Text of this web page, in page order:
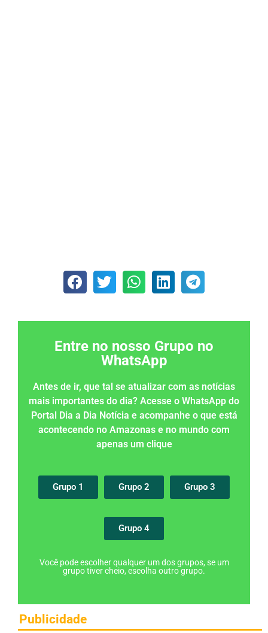
Entre no nosso Grupo no
WhatsApp
Antes de ir, que tal se atualizar com as notícias
mais importantes do dia? Acesse o WhatsApp do
Portal Dia a Dia Notícia e acompanhe o que está
acontecendo no Amazonas e no mundo com
apenas um clique
Grupo 1 Grupo 2 Grupo 3
Grupo 4
Você pode escolher qualquer um dos grupos, se um
grupo tiver cheio, escolha outro grupo.
Publicidade